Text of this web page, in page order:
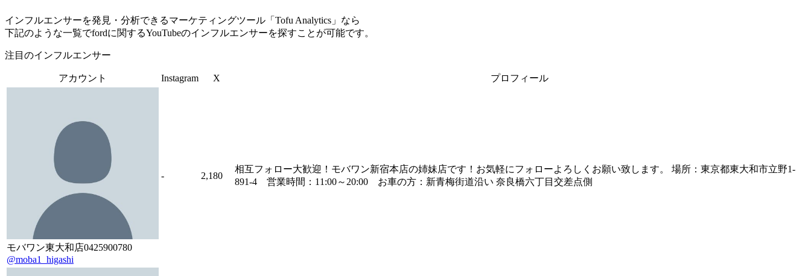
インフルエンサーを発見・分析できるマーケティングツール「Tofu Analytics」なら
下記のような一覧でfordに関するYouTubeのインフルエンサーを探すことが可能です。
注目のインフルエンサー
アカウント Instagram X プロフィール
モバワン東大和店0425900780
@moba1_higashi
- 2,180
相互フォロー大歓迎！モバワン新宿本店の姉妹店です！お気軽にフォローよろしくお願い致します。 場所：東京都東大和市立野1-
891-4 営業時間：11:00～20:00 お車の方：新青梅街道沿い 奈良橋六丁目交差点側